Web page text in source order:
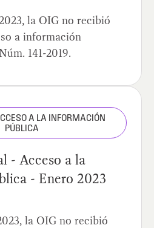
la OIG no recibió
a información
141-2019.
A LA INFORMACIÓN
PÚBLICA
- Acceso a la
- Enero 2023
la OIG no recibió